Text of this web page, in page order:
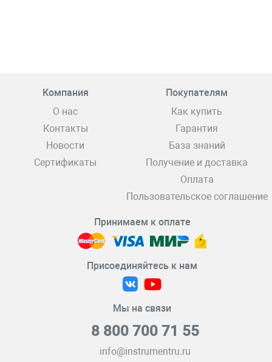
Компания
О нас
Контакты
Новости
Сертификаты
Покупателям
Как купить
Гарантия
База знаний
Получение и доставка
Оплата
Пользовательское соглашение
Принимаем к оплате
Присоединяйтесь к нам
Мы на связи
8 800 700 71 55
info@instrumentru.ru